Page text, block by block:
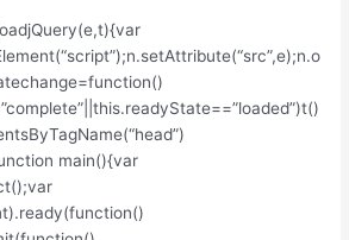
main(){var